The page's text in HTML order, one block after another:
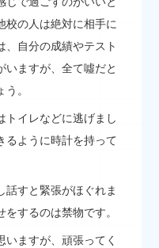
校の人は絶対に相手に
、自分の成績やテスト
いますが、全て噓だと
。
トイレなどに逃げまし
るように時計を持って
話すと緊張がほぐれま
するのは禁物です。
ますが、頑張ってく